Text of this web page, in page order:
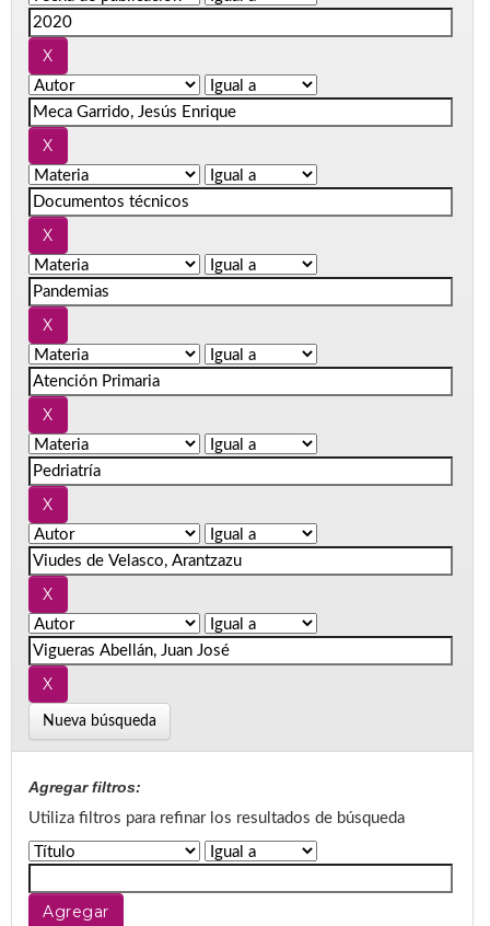
Nueva búsqueda
Agregar filtros:
Utiliza filtros para refinar los resultados de búsqueda